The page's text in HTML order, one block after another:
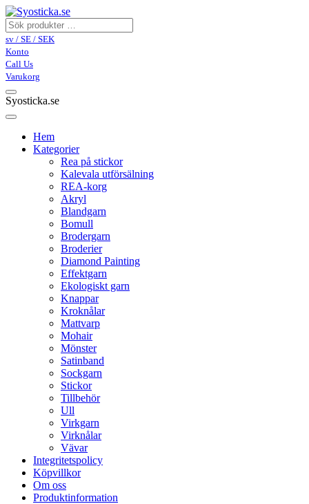
sv / SE / SEK
Konto
Call Us
Varukorg
Syosticka.se
Hem
Kategorier
Rea på stickor
Kalevala utförsälning
REA-korg
Akryl
Blandgarn
Bomull
Brodergarn
Broderier
Diamond Painting
Effektgarn
Ekologiskt garn
Knappar
Kroknålar
Mattvarp
Mohair
Mönster
Satinband
Sockgarn
Stickor
Tillbehör
Ull
Virkgarn
Virknålar
Vävar
Integritetspolicy
Köpvillkor
Om oss
Produktinformation